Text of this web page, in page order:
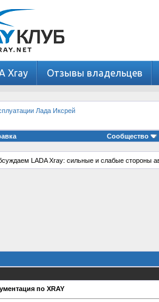
Xray Отзывы владельцев
Лада Иксрей
Сообщество
LADA Xray: сильные и слабые стороны
по XRAY